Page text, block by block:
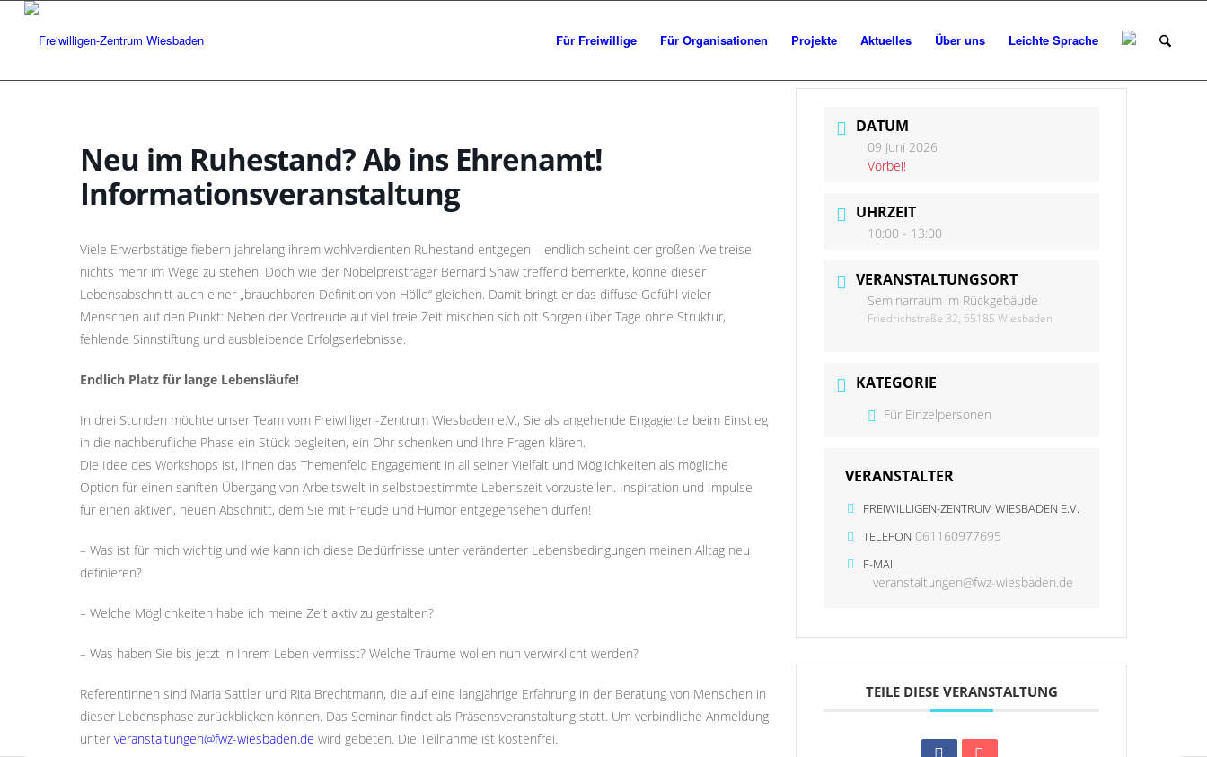
Für Freiwillige Für Organisationen Projekte Aktuelles Über uns Leichte Sprache
Neu im Ruhestand? Ab ins Ehrenamt!
Informationsveranstaltung
Viele Erwerbstätige fiebern jahrelang ihrem wohlverdienten Ruhestand entgegen – endlich scheint der großen Weltreise
nichts mehr im Wege zu stehen. Doch wie der Nobelpreisträger Bernard Shaw treffend bemerkte, könne dieser
Lebensabschnitt auch einer „brauchbaren Definition von Hölle“ gleichen. Damit bringt er das diffuse Gefühl vieler
Menschen auf den Punkt: Neben der Vorfreude auf viel freie Zeit mischen sich oft Sorgen über Tage ohne Struktur,
fehlende Sinnstiftung und ausbleibende Erfolgserlebnisse.
Endlich Platz für lange Lebensläufe!
In drei Stunden möchte unser Team vom Freiwilligen-Zentrum Wiesbaden e.V., Sie als angehende Engagierte beim Einstieg
in die nachberufliche Phase ein Stück begleiten, ein Ohr schenken und Ihre Fragen klären.
Die Idee des Workshops ist, Ihnen das Themenfeld Engagement in all seiner Vielfalt und Möglichkeiten als mögliche
Option für einen sanften Übergang von Arbeitswelt in selbstbestimmte Lebenszeit vorzustellen. Inspiration und Impulse
für einen aktiven, neuen Abschnitt, dem Sie mit Freude und Humor entgegensehen dürfen!
– Was ist für mich wichtig und wie kann ich diese Bedürfnisse unter veränderter Lebensbedingungen meinen Alltag neu
definieren?
– Welche Möglichkeiten habe ich meine Zeit aktiv zu gestalten?
– Was haben Sie bis jetzt in Ihrem Leben vermisst? Welche Träume wollen nun verwirklicht werden?
Referentinnen sind Maria Sattler und Rita Brechtmann, die auf eine langjährige Erfahrung in der Beratung von Menschen in
dieser Lebensphase zurückblicken können. Das Seminar findet als Präsensveranstaltung statt. Um verbindliche Anmeldung
unter veranstaltungen@fwz-wiesbaden.de wird gebeten. Die Teilnahme ist kostenfrei.
DATUM
09 Juni 2026
Vorbei!
UHRZEIT
10:00 - 13:00
VERANSTALTUNGSORT
Seminarraum im Rückgebäude
Friedrichstraße 32, 65185 Wiesbaden
KATEGORIE
Für Einzelpersonen
VERANSTALTER
FREIWILLIGEN-ZENTRUM WIESBADEN E.V.
TELEFON 061160977695
E-MAIL
veranstaltungen@fwz-wiesbaden.de
TEILE DIESE VERANSTALTUNG